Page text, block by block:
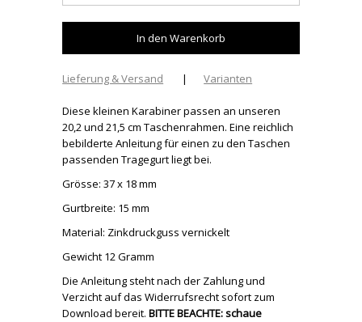
Lieferung & Versand | Varianten
Diese kleinen Karabiner passen an unseren
20,2 und 21,5 cm Taschenrahmen. Eine reichlich
bebilderte Anleitung für einen zu den Taschen
passenden Tragegurt liegt bei.
Grösse: 37 x 18 mm
Gurtbreite: 15 mm
Material: Zinkdruckguss vernickelt
Gewicht 12 Gramm
Die Anleitung steht nach der Zahlung und
Verzicht auf das Widerrufsrecht sofort zum
Download bereit.BITTE BEACHTE: schaue